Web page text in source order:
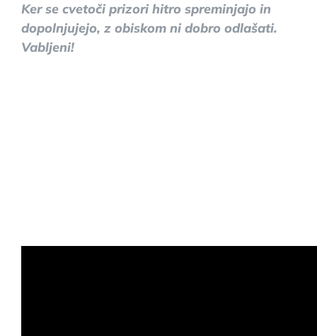
Ker se cvetoči prizori hitro spreminjajo in
dopolnjujejo, z obiskom ni dobro odlašati.
Vabljeni!